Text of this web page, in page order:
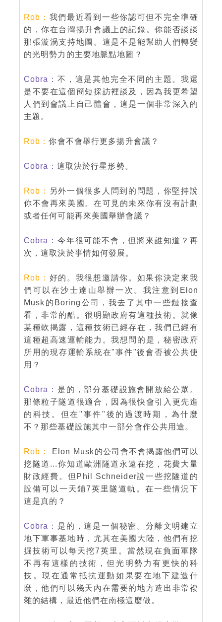
Rob： 我們最近看到一些你認可但不完全準確
的，你在台灣揚升會議上的記錄。你能否談談
那張漩渦支持地圖。這是不是能幫助人們轉變
的光明勢力的主要地脈點地圖？
Cobra：不，這是其他完全不同的主題。我還
是不要在這個簡短採訪裡談及，因為我更希望
人們到會議上自己體會，這是一個非常深入的
主題。
Rob：你會不會舉行更多揚升會議？
Cobra： 這取決於行星形勢。
Rob：
另外一個很多人問到的問題，你堅持說
你不會再來美國。在可見的未來你有沒有計劃
或者任何可能再來美國舉辦會議？
Cobra：今年很可能不會，但將來誰知道？再
次，這取決於事情如何發展。
Rob： 好的。我很想邀請你。如果你決定來我
們可以在沙士達山舉辦一次。我注意到Elon
Musk的Boring公司，我去了其中一些鏈接查
看，非常的酷。很明顯政府有這種技術。就像
某種軟揭露，這種技術已經存在，我們已經有
這種超高速運輸能力。我想問的是，秘密政府
所用的現存運輸系統在"事件"後會否被公共使
用？
Cobra： 是的，部分基礎設施會開放給公眾。
那條粒子隧道很適合，因為很快會引入更先進
的科技。但在"事件"後的過渡時期，為什麼
不？那些基礎設施其中一部分會作公共用途。
Rob：
Elon Musk的公司會不會揭露他們可以
挖隧道...你知道歐洲隧道永遠在挖，花費大量
財政經費。但Phil Schneider說一些挖隧道的
設備可以一天鋪7英里隧道軌。在一些情況下
這是真的？
Cobra： 是的，這是一個秘密。分離文明建立
地下軍事基地時，尤其在美國大陸，他們有挖
掘技術可以每天挖7英里。當然現在負面軍隊
不再有這樣的技術，但光明勢力有更快的科
技。現在通常抵抗運動如果要在地下建造什
麼，他們可以幾天內在需要的地方造出非常複
雜的結構，最近他們在南極這麼做。